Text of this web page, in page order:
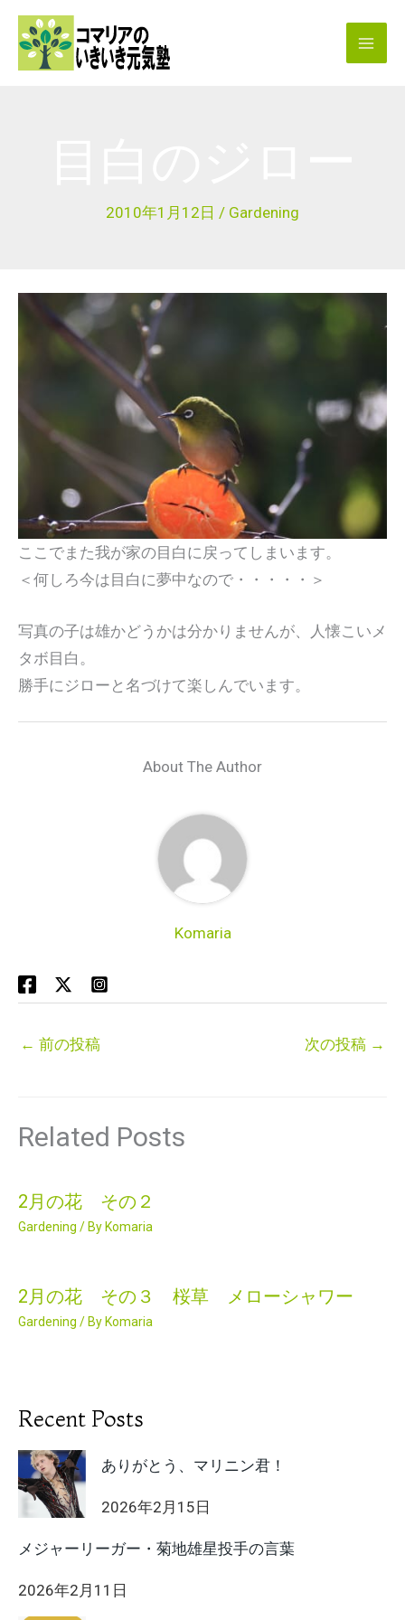
2010年1月12日 / Gardening
ここでまた我が家の目白に戻ってしまいます。
＜何しろ今は目白に夢中なので・・・・・＞
写真の子は雄かどうかは分かりませんが、人懐こいメ
タボ目白。
勝手にジローと名づけて楽しんでいます。
About The Author
Komaria
← 前の投稿 次の投稿 →
Related Posts
2月の花 その２
Gardening / By Komaria
2月の花 その３ 桜草 メローシャワー
Gardening / By Komaria
Recent Posts
ありがとう、マリニン君！
2026年2月15日
メジャーリーガー・菊地雄星投手の言葉
2026年2月11日